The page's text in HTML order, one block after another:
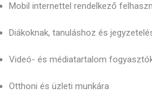
Mobil internettel rendelkező
Diákoknak, tanuláshoz és
Videó- és médiatartalom
Otthoni és üzleti munkára